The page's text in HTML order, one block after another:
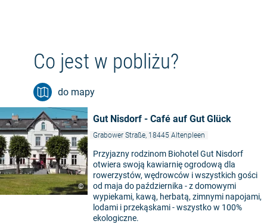
Co jest w pobliżu?
do mapy
©
Gut Nisdorf - Café auf Gut Glück
Grabower Straße, 18445 Altenpleen
Przyjazny rodzinom Biohotel Gut Nisdorf
otwiera swoją kawiarnię ogrodową dla
rowerzystów, wędrowców i wszystkich gości
od maja do października - z domowymi
wypiekami, kawą, herbatą, zimnymi napojami,
lodami i przekąskami - wszystko w 100%
ekologiczne.